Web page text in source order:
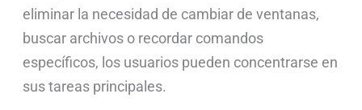
eliminar la necesidad de cambiar de ventanas,
buscar archivos o recordar comandos
específicos, los usuarios pueden concentrarse en
sus tareas principales.